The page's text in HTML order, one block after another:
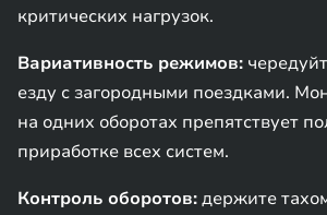
критических нагрузок.
Вариативность режимов:
езду с загородными поездками.
на одних оборотах препятствует
приработке всех систем.
Контроль оборотов:держите